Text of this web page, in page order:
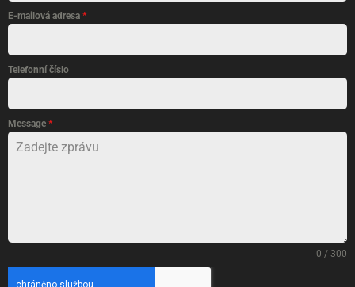
E-mailová adresa *
Telefonní číslo
Message *
0 / 300